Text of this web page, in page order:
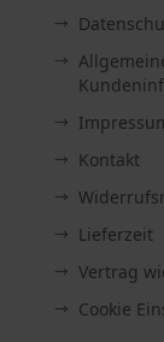
Kontakt
Lieferzeit
Vertrag
Cookie